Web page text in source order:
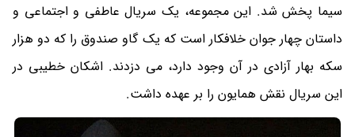
سیما پخش شد. این مجموعه، یک سریال عاطفی و اجتماعی و
داستان چهار جوان خلافکار است که یک گاو صندوق را که دو هزار
سکه بهار آزادی در آن وجود دارد، می دزدند. اشکان خطیبی در
این سریال نقش همایون را بر عهده داشت.